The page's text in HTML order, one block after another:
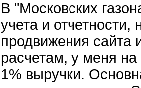
В "Московских
учета и
продвижения сайта
расчетам, у меня
1% выручки.